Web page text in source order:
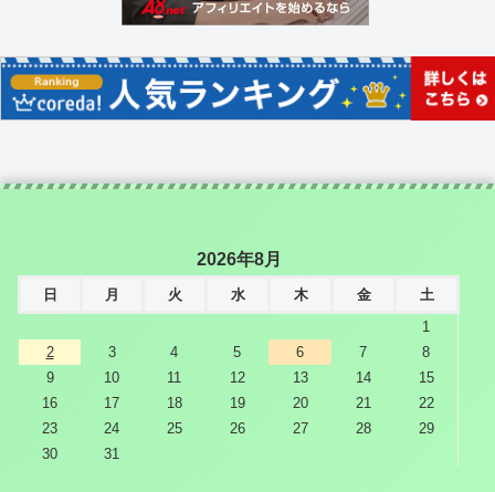
2026年8月
日 月 火 水 木 金
土
1
2
3 4 5 6 7
8
9
10 11 12 13 14
15
16
17 18 19 20 21
22
23
24 25 26 27 28
29
30
31